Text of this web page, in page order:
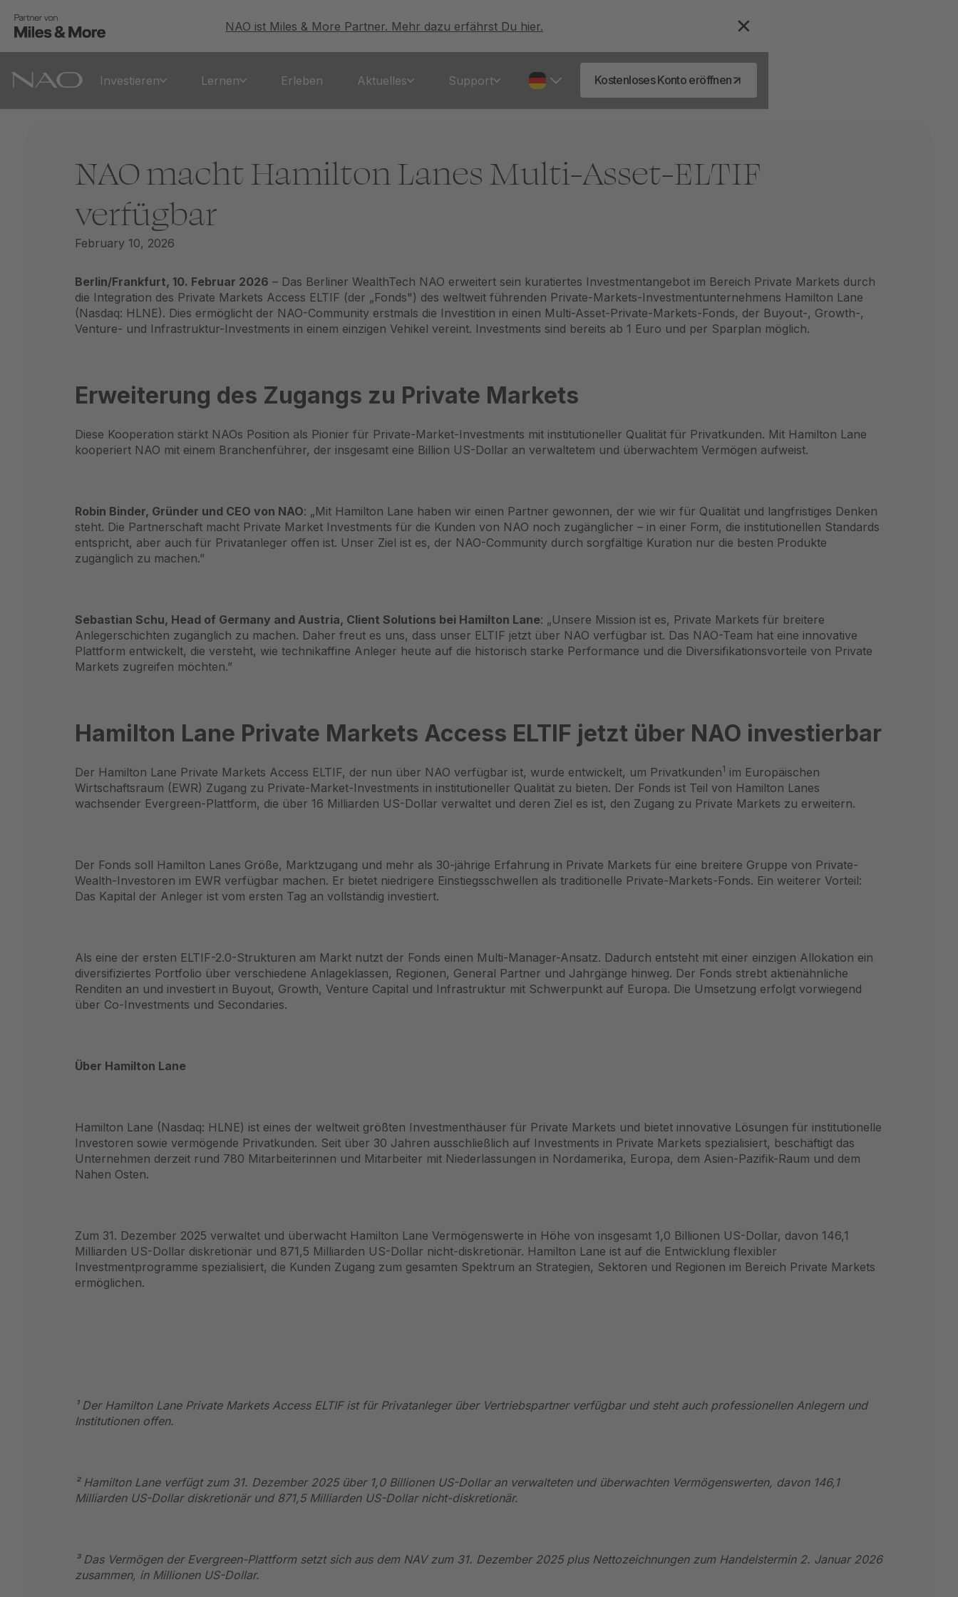
NAO ist Miles & More Partner. Mehr dazu erfährst Du hier.
Investieren Lernen Erleben Aktuelles Support Kostenloses Konto eröffnen
NAO macht Hamilton Lanes Multi-Asset-ELTIF
verfügbar
February 10, 2026
Berlin/Frankfurt, 10. Februar 2026 – Das Berliner WealthTech NAO erweitert sein kuratiertes Investmentangebot im Bereich Private Markets durch
die Integration des Private Markets Access ELTIF (der „Fonds") des weltweit führenden Private-Markets-Investmentunternehmens Hamilton Lane
(Nasdaq: HLNE). Dies ermöglicht der NAO-Community erstmals die Investition in einen Multi-Asset-Private-Markets-Fonds, der Buyout-, Growth-,
Venture- und Infrastruktur-Investments in einem einzigen Vehikel vereint. Investments sind bereits ab 1 Euro und per Sparplan möglich.
Erweiterung des Zugangs zu Private Markets
Diese Kooperation stärkt NAOs Position als Pionier für Private-Market-Investments mit institutioneller Qualität für Privatkunden. Mit Hamilton Lane
kooperiert NAO mit einem Branchenführer, der insgesamt eine Billion US-Dollar an verwaltetem und überwachtem Vermögen aufweist.
Robin Binder, Gründer und CEO von NAO: „Mit Hamilton Lane haben wir einen Partner gewonnen, der wie wir für Qualität und langfristiges Denken
steht. Die Partnerschaft macht Private Market Investments für die Kunden von NAO noch zugänglicher – in einer Form, die institutionellen Standards
entspricht, aber auch für Privatanleger offen ist. Unser Ziel ist es, der NAO-Community durch sorgfältige Kuration nur die besten Produkte
zugänglich zu machen.”
Sebastian Schu, Head of Germany and Austria, Client Solutions bei Hamilton Lane: „Unsere Mission ist es, Private Markets für breitere
Anlegerschichten zugänglich zu machen. Daher freut es uns, dass unser ELTIF jetzt über NAO verfügbar ist. Das NAO-Team hat eine innovative
Plattform entwickelt, die versteht, wie technikaffine Anleger heute auf die historisch starke Performance und die Diversifikationsvorteile von Private
Markets zugreifen möchten.”
Hamilton Lane Private Markets Access ELTIF jetzt über NAO investierbar
Der Hamilton Lane Private Markets Access ELTIF, der nun über NAO verfügbar ist, wurde entwickelt, um Privatkunden1 im Europäischen
Wirtschaftsraum (EWR) Zugang zu Private-Market-Investments in institutioneller Qualität zu bieten. Der Fonds ist Teil von Hamilton Lanes
wachsender Evergreen-Plattform, die über 16 Milliarden US-Dollar verwaltet und deren Ziel es ist, den Zugang zu Private Markets zu erweitern.
Der Fonds soll Hamilton Lanes Größe, Marktzugang und mehr als 30-jährige Erfahrung in Private Markets für eine breitere Gruppe von Private-
Wealth-Investoren im EWR verfügbar machen. Er bietet niedrigere Einstiegsschwellen als traditionelle Private-Markets-Fonds. Ein weiterer Vorteil:
Das Kapital der Anleger ist vom ersten Tag an vollständig investiert.
Als eine der ersten ELTIF-2.0-Strukturen am Markt nutzt der Fonds einen Multi-Manager-Ansatz. Dadurch entsteht mit einer einzigen Allokation ein
diversifiziertes Portfolio über verschiedene Anlageklassen, Regionen, General Partner und Jahrgänge hinweg. Der Fonds strebt aktienähnliche
Renditen an und investiert in Buyout, Growth, Venture Capital und Infrastruktur mit Schwerpunkt auf Europa. Die Umsetzung erfolgt vorwiegend
über Co-Investments und Secondaries.
Über Hamilton Lane
Hamilton Lane (Nasdaq: HLNE) ist eines der weltweit größten Investmenthäuser für Private Markets und bietet innovative Lösungen für institutionelle
Investoren sowie vermögende Privatkunden. Seit über 30 Jahren ausschließlich auf Investments in Private Markets spezialisiert, beschäftigt das
Unternehmen derzeit rund 780 Mitarbeiterinnen und Mitarbeiter mit Niederlassungen in Nordamerika, Europa, dem Asien-Pazifik-Raum und dem
Nahen Osten.
Zum 31. Dezember 2025 verwaltet und überwacht Hamilton Lane Vermögenswerte in Höhe von insgesamt 1,0 Billionen US-Dollar, davon 146,1
Milliarden US-Dollar diskretionär und 871,5 Milliarden US-Dollar nicht-diskretionär. Hamilton Lane ist auf die Entwicklung flexibler
Investmentprogramme spezialisiert, die Kunden Zugang zum gesamten Spektrum an Strategien, Sektoren und Regionen im Bereich Private Markets
ermöglichen.
¹ Der Hamilton Lane Private Markets Access ELTIF ist für Privatanleger über Vertriebspartner verfügbar und steht auch professionellen Anlegern und
Institutionen offen.
² Hamilton Lane verfügt zum 31. Dezember 2025 über 1,0 Billionen US-Dollar an verwalteten und überwachten Vermögenswerten, davon 146,1
Milliarden US-Dollar diskretionär und 871,5 Milliarden US-Dollar nicht-diskretionär.
³ Das Vermögen der Evergreen-Plattform setzt sich aus dem NAV zum 31. Dezember 2025 plus Nettozeichnungen zum Handelstermin 2. Januar 2026
zusammen, in Millionen US-Dollar.